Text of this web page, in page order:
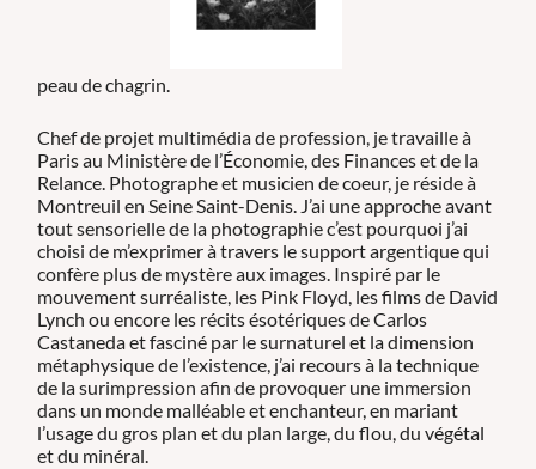
peau de chagrin.
Chef de projet multimédia de profession, je travaille à
Paris au Ministère de l’Économie, des Finances et de la
Relance. Photographe et musicien de coeur, je réside à
Montreuil en Seine Saint-Denis. J’ai une approche avant
tout sensorielle de la photographie c’est pourquoi j’ai
choisi de m’exprimer à travers le support argentique qui
confère plus de mystère aux images. Inspiré par le
mouvement surréaliste, les Pink Floyd, les films de David
Lynch ou encore les récits ésotériques de Carlos
Castaneda et fasciné par le surnaturel et la dimension
métaphysique de l’existence, j’ai recours à la technique
de la surimpression afin de provoquer une immersion
dans un monde malléable et enchanteur, en mariant
l’usage du gros plan et du plan large, du flou, du végétal
et du minéral.